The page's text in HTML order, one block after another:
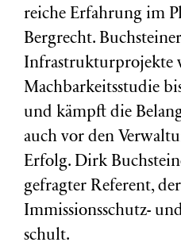
reiche Erfahrung im
Bergrecht.
Infrastrukturprojekte
Machbarkeitsstudie
und kämpft die
auch vor den
Erfolg. Dirk
gefragter Referent,
Immissionsschutz-
schult.